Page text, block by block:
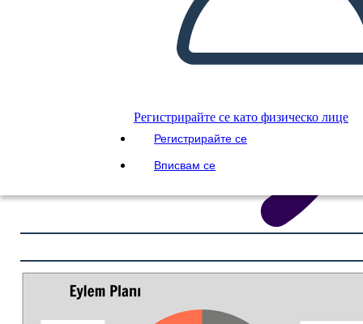
Регистрирайте се като физическо лице
Регистрирайте се
Вписвам се